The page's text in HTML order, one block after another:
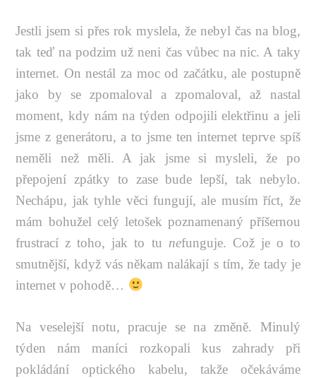
Jestli jsem si přes rok myslela, že nebyl čas na blog,
tak teď na podzim už neni čas vůbec na nic. A taky
internet. On nestál za moc od začátku, ale postupně
jako by se zpomaloval a zpomaloval, až nastal
moment, kdy nám na týden odpojili elektřinu a jeli
jsme z generátoru, a to jsme ten internet teprve spíš
neměli než měli. A jak jsme si mysleli, že po
přepojení zpátky to zase bude lepší, tak nebylo.
Nechápu, jak tyhle věci fungují, ale musím říct, že
mám bohužel celý letošek poznamenaný příšernou
frustrací z toho, jak to tu nefunguje. Což je o to
smutnější, když vás někam nalákají s tím, že tady je
internet v pohodě…
Na veselejší notu, pracuje se na změně. Minulý
týden nám maníci rozkopali kus zahrady při
pokládání optického kabelu, takže očekáváme